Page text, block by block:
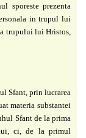
sporeste prezenta
in trupul lui
trupului lui Hristos,
Sfant, prin lucrarea
materia substantei
Sfant de la prima
ci, de la primul